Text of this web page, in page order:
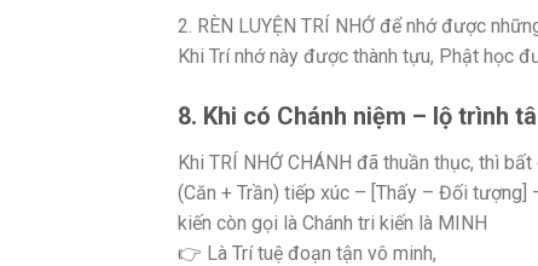
2. RÈN LUYỆN TRÍ NHỚ để nhớ được
Khi Trí nhớ này được thành tựu, Phật học
8. Khi có Chánh niệm – lộ trình
Khi TRÍ NHỚ CHÁNH đã thuần thục, thì
(Căn + Trần) tiếp xúc – [Thấy – Đối tượng]
kiến còn gọi là Chánh tri kiến là MINH
👉 Là Trí tuệ đoạn tận vô minh,